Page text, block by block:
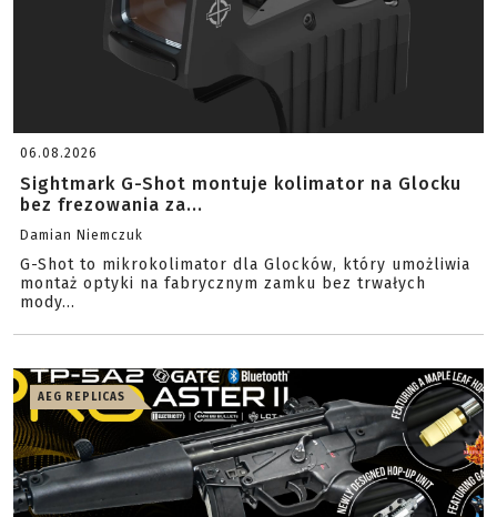
06.08.2026
Sightmark G-Shot montuje kolimator na Glocku
bez frezowania za...
Damian Niemczuk
G-Shot to mikrokolimator dla Glocków, który umożliwia
montaż optyki na fabrycznym zamku bez trwałych
mody...
AEG REPLICAS